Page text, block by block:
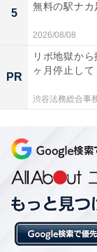
5
無料の駅ナカ
2026/08/08
PR
リボ地獄か
ヶ月停止し
渋谷法務総合事